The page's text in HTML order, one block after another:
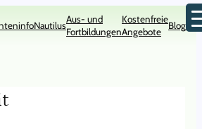
Nautilus
Aus- und
Fortbildungen
Kostenfreie
Angebote
Blog